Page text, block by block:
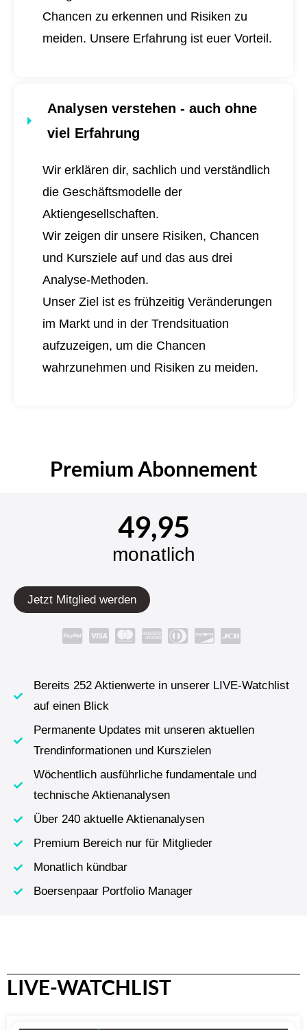
Chancen zu erkennen und Risiken zu
meiden. Unsere Erfahrung ist euer Vorteil.
Analysen verstehen - auch ohne
viel Erfahrung
Wir erklären dir, sachlich und verständlich
die Geschäftsmodelle der
Aktiengesellschaften.
Wir zeigen dir unsere Risiken, Chancen
und Kursziele auf und das aus drei
Analyse-Methoden.
Unser Ziel ist es frühzeitig Veränderungen
im Markt und in der Trendsituation
aufzuzeigen, um die Chancen
wahrzunehmen und Risiken zu meiden.
Premium Abonnement
49,95
monatlich
Jetzt Mitglied werden
Bereits 252 Aktienwerte in unserer LIVE-Watchlist
auf einen Blick
Permanente Updates mit unseren aktuellen
Trendinformationen und Kurszielen
Wöchentlich ausführliche fundamentale und
technische Aktienanalysen
Über 240 aktuelle Aktienanalysen
Premium Bereich nur für Mitglieder
Monatlich kündbar
Boersenpaar Portfolio Manager
LIVE-WATCHLIST